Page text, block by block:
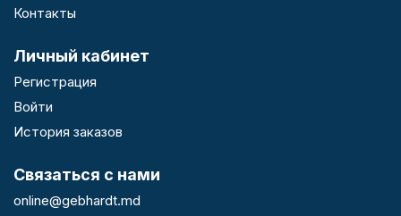
Контакты
Личный кабинет
Регистрация
Войти
История заказов
Связаться с нами
online@gebhardt.md